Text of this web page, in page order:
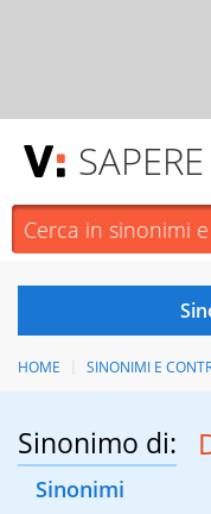
SAPERE
HOME SINONIMI E
Sinonimo di:
Sinonimi